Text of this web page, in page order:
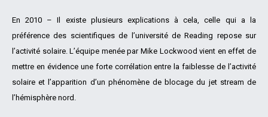
En 2010 – Il existe plusieurs explications à cela, celle qui a la
préférence des scientifiques de l’université de Reading repose sur
l’activité solaire. L’équipe menée par Mike Lockwood vient en effet de
mettre en évidence une forte corrélation entre la faiblesse de l’activité
solaire et l’apparition d’un phénomène de blocage du jet stream de
l’hémisphère nord.